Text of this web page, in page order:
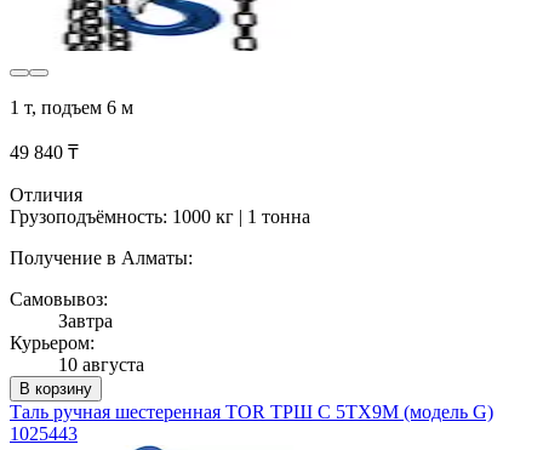
1 т, подъем 6 м
49 840 ₸
Отличия
Грузоподъёмность: 1000 кг | 1 тонна
Получение в Алматы:
Самовывоз:
Завтра
Курьером:
10 августа
В корзину
Таль ручная шестеренная TOR ТРШ C 5ТХ9М (модель G)
1025443